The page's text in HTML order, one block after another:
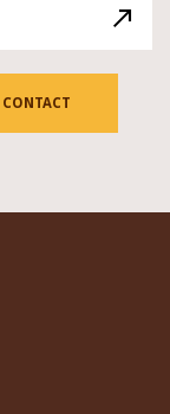
CONTACT